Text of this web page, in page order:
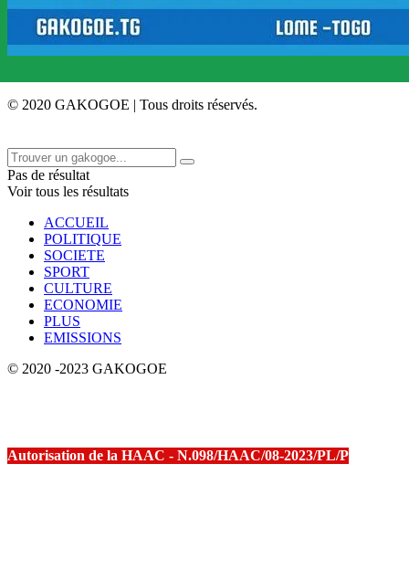
© 2020 GAKOGOE | Tous droits réservés.
Pas de résultat
Voir tous les résultats
ACCUEIL
POLITIQUE
SOCIETE
SPORT
CULTURE
ECONOMIE
PLUS
EMISSIONS
© 2020 -2023 GAKOGOE
Autorisation de la HAAC - N.098/HAAC/08-2023/PL/P